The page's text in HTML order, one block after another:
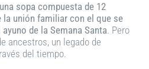
sopa compuesta de 12
la unión familiar con el que se
de la Semana Santa. Pero
ancestros, un legado de
del tiempo.